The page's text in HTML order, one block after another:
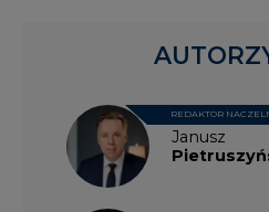
Janusz
REDAKTOR